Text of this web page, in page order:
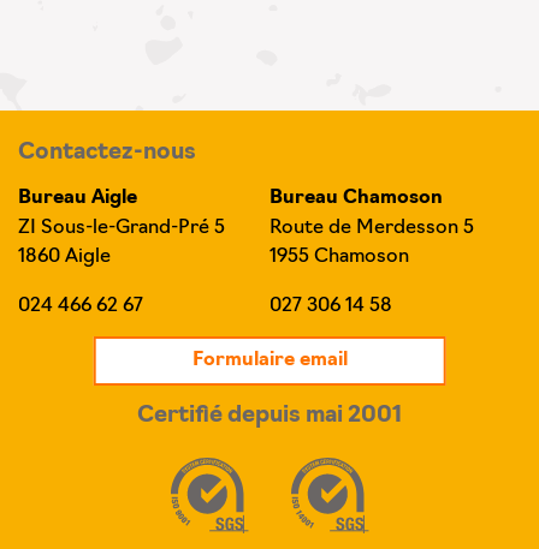
Contactez-nous
Bureau Aigle
ZI Sous-le-Grand-Pré 5
1860 Aigle
024 466 62 67
Formulaire email
Bureau Chamoson
Route de Merdesson 5
1955 Chamoson
027 306 14 58
Certifié depuis mai 2001